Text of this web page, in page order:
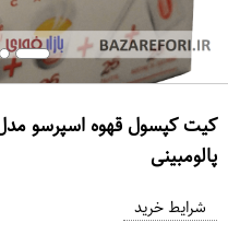
پالومبینی
م
شرایط خرید